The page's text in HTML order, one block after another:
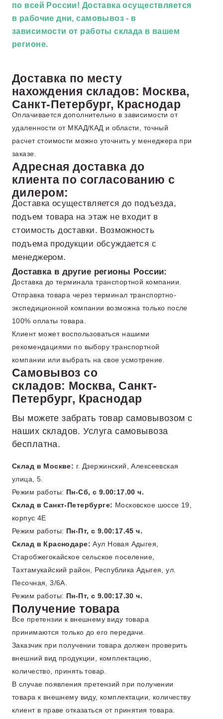
по всей России! Доставка осуществляется
в рабочие дни, самовывоз - в
зависимости от работы склада в вашем
регионе.
Доставка по месту
нахождения складов: Москва,
Санкт-Петербург, Краснодар
Оплачивается дополнительно в зависимости от
удаленности от МКАД/КАД и области, точный
расчет стоимости можно уточнить у менеджера при
заказе.
Адресная доставка до
клиента по согласованию с
дилером:
Доставка осуществляется до подъезда,
подъем товара на этаж не входит в
стоимость доставки. Возможность
подъема продукции обсуждается с
менеджером.
Доставка в другие регионы России:
Доставка до терминала транспортной компании.
Отправка товара через терминал транспортно-
экспедиционной компании возможна только после
100% оплаты товара.
Клиент может воспользоваться нашими
рекомендациями по выбору транспортной
компании или выбрать на свое усмотрение.
Самовывоз со
складов: Москва, Санкт-
Петербург, Краснодар
Вы можете забрать товар самовывозом с
наших складов. Услуга самовывоза
бесплатна.
Склад в Москве: г. Дзержинский, Алексеевская
улица, 5.
Режим работы: Пн-Сб, с 9.00:17.00 ч.
Склад в Санкт-Петербурге: Московское шоссе 19,
корпус 4Е
Режим работы: Пн-Пт, с 9.00:17.45 ч.
Склад в Краснодаре: Аул Новая Адыгея,
Старобжегокайское сельское поселение,
Тахтамукайский район, Республика Адыгея, ул.
Песочная, 3/6А.
Режим работы: Пн-Пт, с 9.00:17.30 ч.
Получение товара
Все претензии к внешнему виду товара
принимаются только до его передачи.
Заказчик при получении товара должен проверить
внешний вид продукции, комплектацию,
количество, принять товар.
В случае появления претензий при получении
товара к внешнему виду, комплектации, количеству
клиент в праве отказаться от принятия товара.